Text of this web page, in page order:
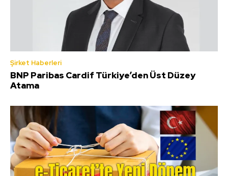
Şirket Haberleri
BNP Paribas Cardif Türkiye’den Üst Düzey
Atama